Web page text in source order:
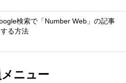
検索で「Number Web」の記事
る方法
ニュー